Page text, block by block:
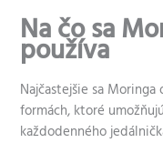
Na čo sa
používa
Najčastejšie sa
formách, ktoré
každodenného